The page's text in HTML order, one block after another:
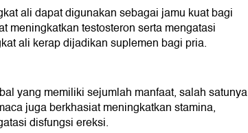
ali dapat digunakan sebagai jamu kuat bagi
meningkatkan testosteron serta mengatasi
ali kerap dijadikan suplemen bagi pria.
yang memiliki sejumlah manfaat, salah satunya
juga berkhasiat meningkatkan stamina,
disfungsi ereksi.